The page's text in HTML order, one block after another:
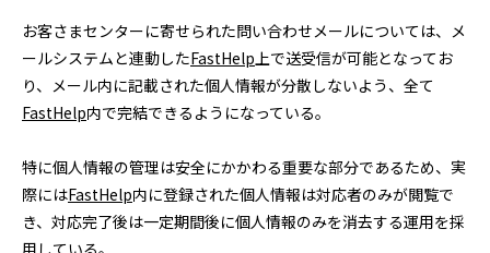
お客さまセンターに寄せられた問い合わせメールについては、メ
ールシステムと連動したFastHelp上で送受信が可能となってお
り、メール内に記載された個人情報が分散しないよう、全て
FastHelp内で完結できるようになっている。
特に個人情報の管理は安全にかかわる重要な部分であるため、実
際にはFastHelp内に登録された個人情報は対応者のみが閲覧で
き、対応完了後は一定期間後に個人情報のみを消去する運用を採